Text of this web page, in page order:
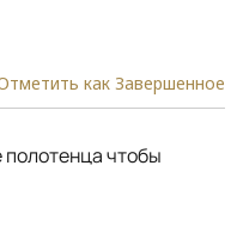
как Завершенное
чтобы